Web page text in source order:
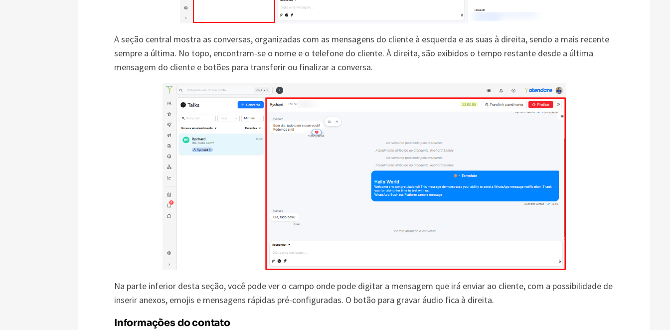
A seção central mostra as conversas, organizadas com as mensagens do cliente à esquerda e as suas à direita, sendo a mais recente
sempre a última. No topo, encontram-se o nome e o telefone do cliente. À direita, são exibidos o tempo restante desde a última
mensagem do cliente e botões para transferir ou finalizar a conversa.
Na parte inferior desta seção, você pode ver o campo onde pode digitar a mensagem que irá enviar ao cliente, com a possibilidade de
inserir anexos, emojis e mensagens rápidas pré-configuradas. O botão para gravar áudio fica à direita.
Informações do contato